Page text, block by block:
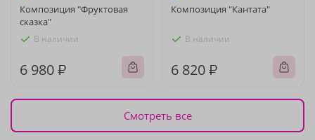
Композиция "Фруктовая
сказка"
В наличии
6 980 ₽
Композиция "Кантата"
В наличии
6 820 ₽
Смотреть все